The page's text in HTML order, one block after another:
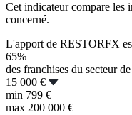
Cet indicateur compare les
concerné.
L'apport de RESTORFX
65%
des franchises du secteur
15 000 €
min 799 €
max 200 000 €